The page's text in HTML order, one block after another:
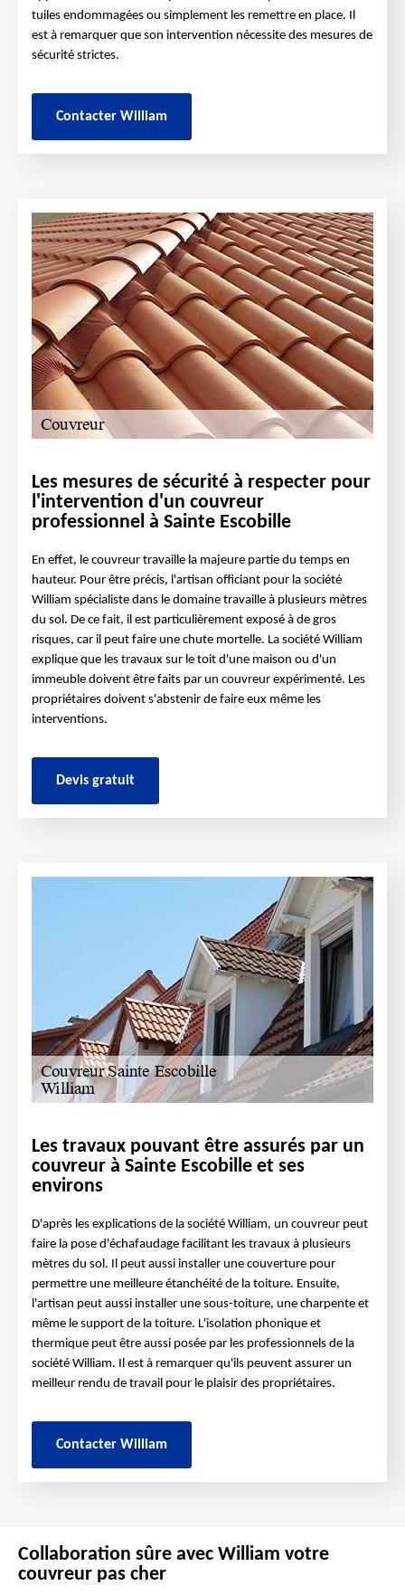
tuiles endommagées ou simplement les remettre en place. Il
est à remarquer que son intervention nécessite des mesures de
sécurité strictes.
Contacter William
Les mesures de sécurité à respecter pour
l'intervention d'un couvreur
professionnel à Sainte Escobille
En effet, le couvreur travaille la majeure partie du temps en
hauteur. Pour être précis, l'artisan officiant pour la société
William spécialiste dans le domaine travaille à plusieurs mètres
du sol. De ce fait, il est particulièrement exposé à de gros
risques, car il peut faire une chute mortelle. La société William
explique que les travaux sur le toit d'une maison ou d'un
immeuble doivent être faits par un couvreur expérimenté. Les
propriétaires doivent s'abstenir de faire eux même les
interventions.
Devis gratuit
Les travaux pouvant être assurés par un
couvreur à Sainte Escobille et ses
environs
D'après les explications de la société William, un couvreur peut
faire la pose d'échafaudage facilitant les travaux à plusieurs
mètres du sol. Il peut aussi installer une couverture pour
permettre une meilleure étanchéité de la toiture. Ensuite,
l'artisan peut aussi installer une sous-toiture, une charpente et
même le support de la toiture. L'isolation phonique et
thermique peut être aussi posée par les professionnels de la
société William. Il est à remarquer qu'ils peuvent assurer un
meilleur rendu de travail pour le plaisir des propriétaires.
Contacter William
Collaboration sûre avec William votre
couvreur pas cher